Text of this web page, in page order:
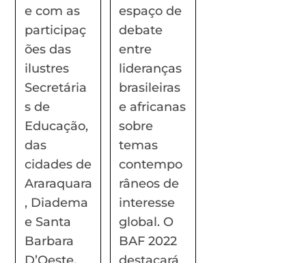
e com as
participaç
ões das
ilustres
Secretária
s de
Educação,
das
cidades de
Araraquara
, Diadema
e Santa
Barbara
espaço de
debate
entre
lideranças
brasileiras
e africanas
sobre
temas
contempo
râneos de
interesse
global. O
BAF 2022